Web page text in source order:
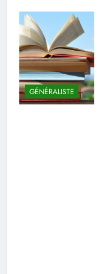
GÉNÉRALISTE